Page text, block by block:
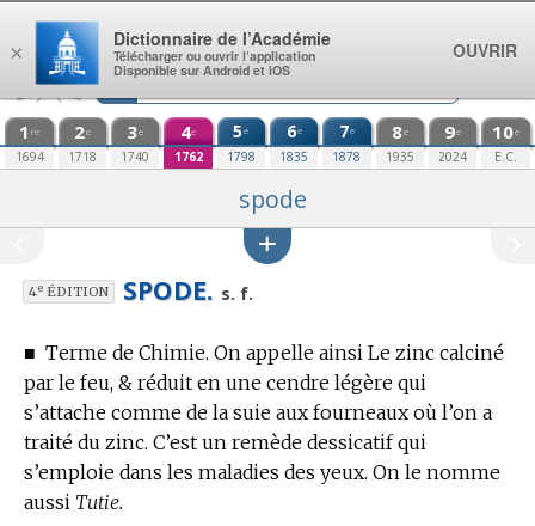
Aller au contenu
1 re
1694
2e
1718
3e
1740
4e
1762
5e
1798
6e
1835
7e
1878
8e
1935
9e
2024
10e
E.C.
spode
4eÉDITION SPODE. s. f.
■ Terme de Chimie. On appelle ainsi Le zinc calciné
par le feu, & réduit en une cendre légère qui
s’attache comme de la suie aux fourneaux où l’on a
traité du zinc. C’est un remède dessicatif qui
s’emploie dans les maladies des yeux. On le nomme
aussi Tutie.
×
Dictionnaire de l’Académie
Télécharger ou ouvrir l’application
Disponible sur Android et iOS
OUVRIR